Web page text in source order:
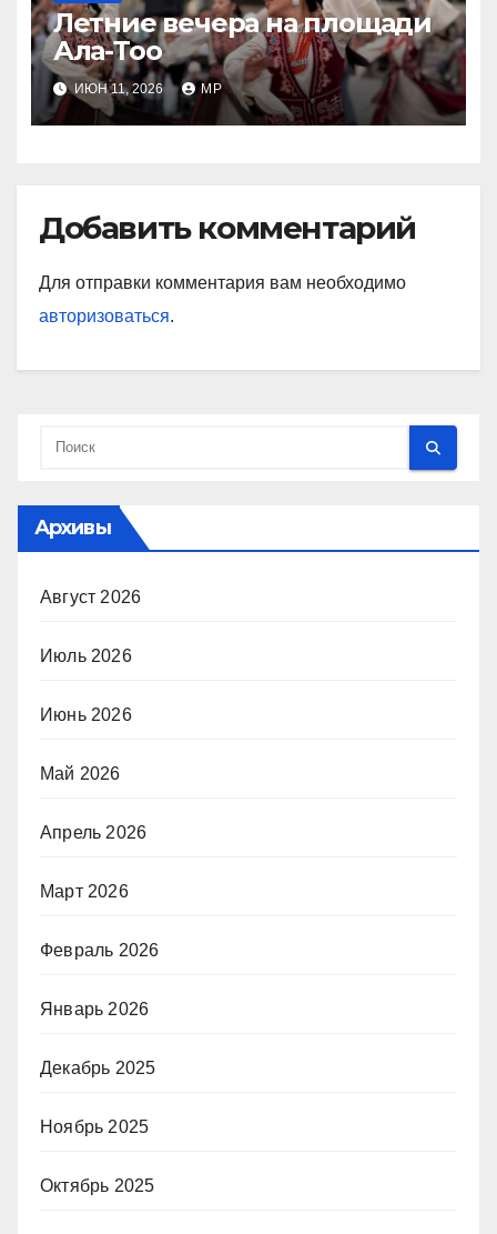
Летние вечера на площади
Ала-Тоо
ИЮН 11, 2026 MP
Добавить комментарий
Для отправки комментария вам необходимо
авторизоваться.
Архивы
Август 2026
Июль 2026
Июнь 2026
Май 2026
Апрель 2026
Март 2026
Февраль 2026
Январь 2026
Декабрь 2025
Ноябрь 2025
Октябрь 2025